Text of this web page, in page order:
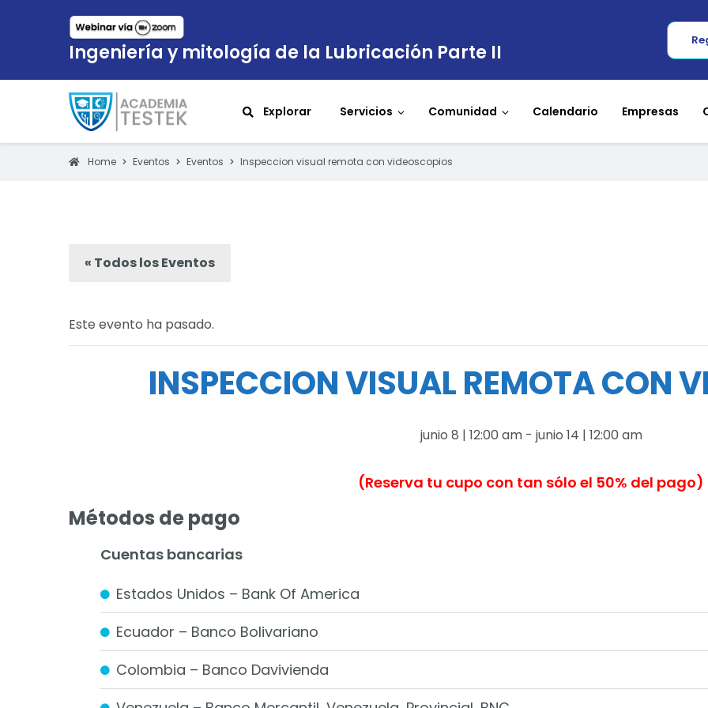
Ingeniería y mitología de la Lubricación Parte II
Explorar Servicios Comunidad Calendario Empresas
Home Eventos Eventos Inspeccion visual remota con videoscopios
« Todos los Eventos
Este evento ha pasado.
INSPECCION VISUAL REMOTA CON
junio 8 | 12:00 am- junio 14 | 12:00 am
(Reserva tu cupo con tan sólo el 50% del pago)
Métodos de pago
Cuentas bancarias
Estados Unidos – Bank Of America
Ecuador – Banco Bolivariano
Colombia – Banco Davivienda